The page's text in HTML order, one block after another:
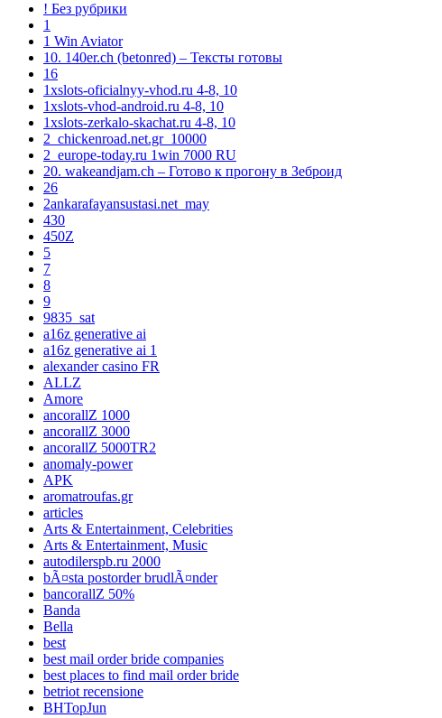
! Без рубрики
1
1 Win Aviator
10. 140er.ch (betonred) – Тексты готовы
16
1xslots-oficialnyy-vhod.ru 4-8, 10
1xslots-vhod-android.ru 4-8, 10
1xslots-zerkalo-skachat.ru 4-8, 10
2_chickenroad.net.gr_10000
2_europe-today.ru 1win 7000 RU
20. wakeandjam.ch – Готово к прогону в Зеброид
26
2ankarafayansustasi.net_may
430
450Z
5
7
8
9
9835_sat
a16z generative ai
a16z generative ai 1
alexander casino FR
ALLZ
Amore
ancorallZ 1000
ancorallZ 3000
ancorallZ 5000TR2
anomaly-power
APK
aromatroufas.gr
articles
Arts & Entertainment, Celebrities
Arts & Entertainment, Music
autodilerspb.ru 2000
bÃ¤sta postorder brudlÃ¤nder
bancorallZ 50%
Banda
Bella
best
best mail order bride companies
best places to find mail order bride
betriot recensione
BHTopJun